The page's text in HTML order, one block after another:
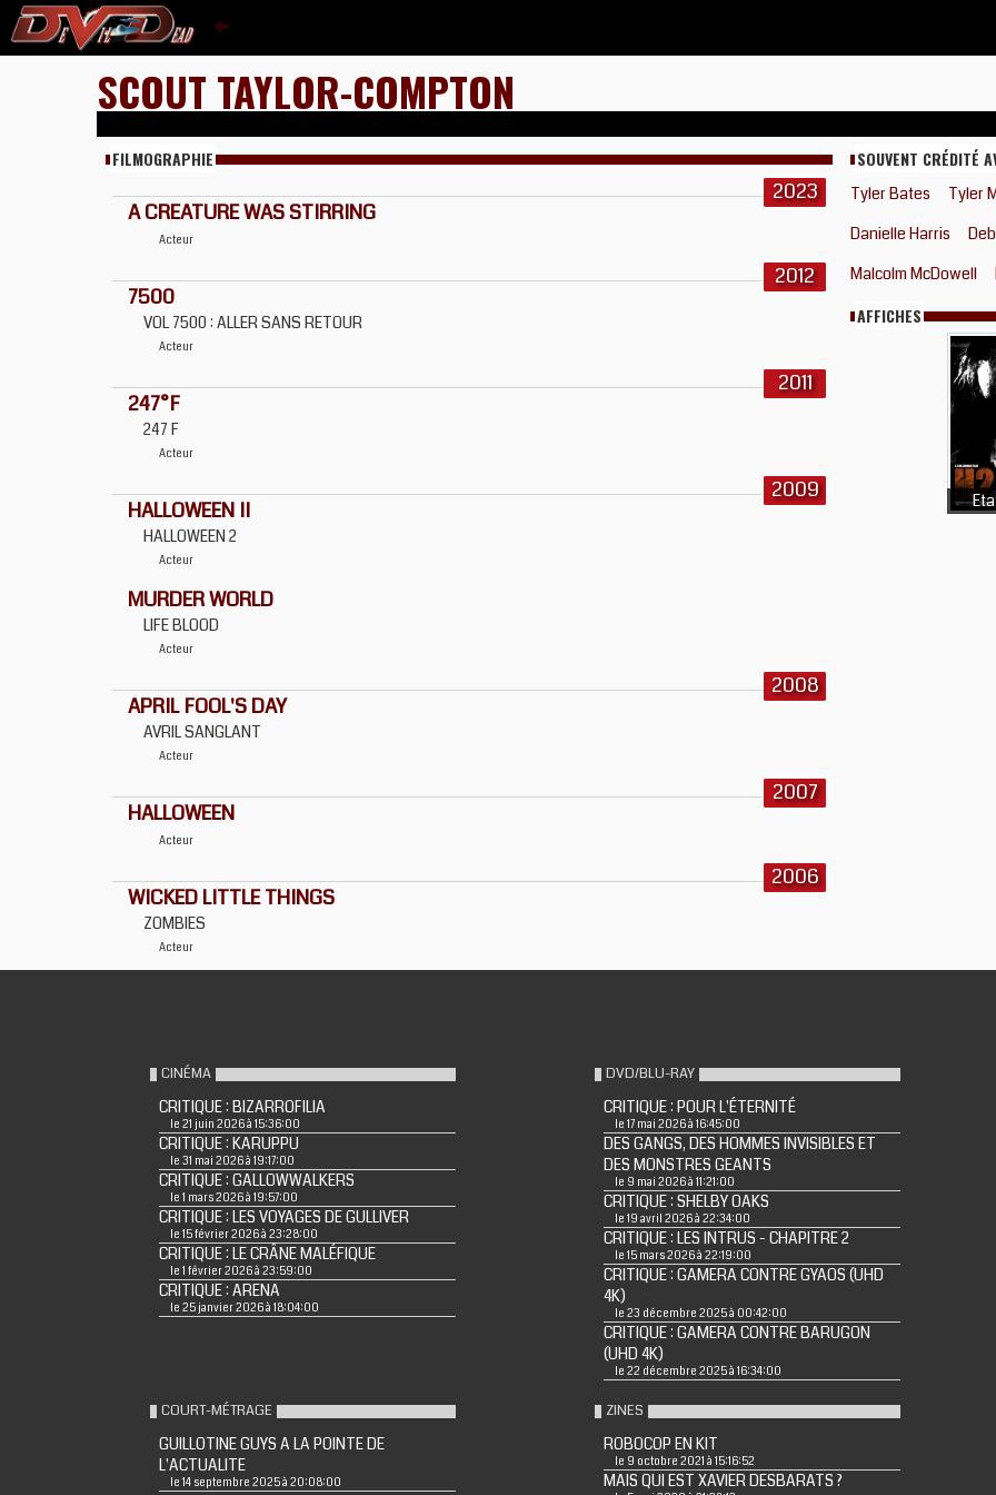
SCOUT TAYLOR-COMPTON
FILMOGRAPHIE
2023
A CREATURE WAS STIRRING
Acteur
2012
7500
VOL 7500 : ALLER SANS RETOUR
Acteur
2011
247°F
247 F
Acteur
2009
HALLOWEEN II
HALLOWEEN 2
Acteur
MURDER WORLD
LIFE BLOOD
Acteur
2008
APRIL FOOL'S DAY
AVRIL SANGLANT
Acteur
2007
HALLOWEEN
Acteur
2006
WICKED LITTLE THINGS
ZOMBIES
Acteur
SOUVENT CRÉDITÉ
Tyler Bates Tyler
Danielle Harris
Malcolm McDowell
AFFICHES
CINÉMA
CRITIQUE : BIZARROFILIA
le 21 juin 2026 à 15:36:00
CRITIQUE : KARUPPU
le 31 mai 2026 à 19:17:00
CRITIQUE : GALLOWWALKERS
le 1 mars 2026 à 19:57:00
CRITIQUE : LES VOYAGES DE GULLIVER
le 15 février 2026 à 23:28:00
CRITIQUE : LE CRÂNE MALÉFIQUE
le 1 février 2026 à 23:59:00
CRITIQUE : ARENA
le 25 janvier 2026 à 18:04:00
DVD/BLU-RAY
CRITIQUE : POUR L'ÉTERNITÉ
le 17 mai 2026 à 16:45:00
DES GANGS, DES HOMMES INVISIBLES ET
DES MONSTRES GEANTS
le 9 mai 2026 à 11:21:00
CRITIQUE : SHELBY OAKS
le 19 avril 2026 à 22:34:00
CRITIQUE : LES INTRUS - CHAPITRE 2
le 15 mars 2026 à 22:19:00
CRITIQUE : GAMERA CONTRE GYAOS (UHD
4K)
le 23 décembre 2025 à 00:42:00
CRITIQUE : GAMERA CONTRE BARUGON
(UHD 4K)
le 22 décembre 2025 à 16:34:00
COURT-MÉTRAGE
GUILLOTINE GUYS A LA POINTE DE
L'ACTUALITE
le 14 septembre 2025 à 20:08:00
ZINES
ROBOCOP EN KIT
le 9 octobre 2021 à 15:16:52
MAIS QUI EST XAVIER DESBARATS ?